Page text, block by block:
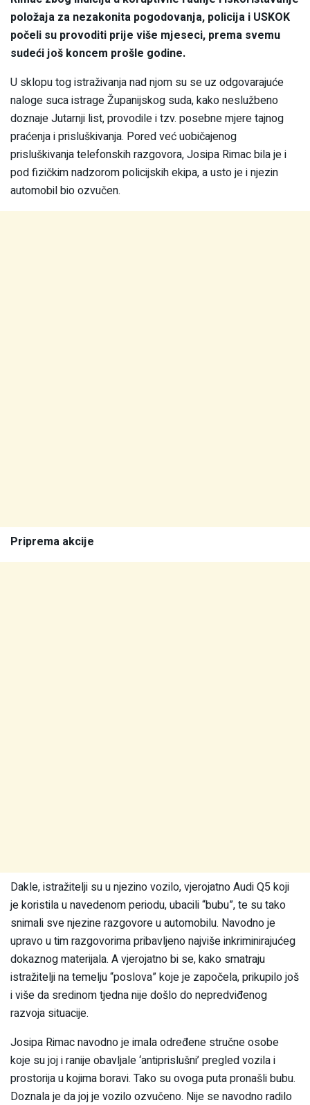
položaja za nezakonita pogodovanja, policija i USKOK
počeli su provoditi prije više mjeseci, prema svemu
sudeći još koncem prošle godine.
U sklopu tog istraživanja nad njom su se uz odgovarajuće
naloge suca istrage Županijskog suda, kako neslužbeno
doznaje Jutarnji list, provodile i tzv. posebne mjere tajnog
praćenja i prisluškivanja. Pored već uobičajenog
prisluškivanja telefonskih razgovora, Josipa Rimac bila je i
pod fizičkim nadzorom policijskih ekipa, a usto je i njezin
automobil bio ozvučen.
Priprema akcije
Dakle, istražitelji su u njezino vozilo, vjerojatno Audi Q5 koji
je koristila u navedenom periodu, ubacili “bubu”, te su tako
snimali sve njezine razgovore u automobilu. Navodno je
upravo u tim razgovorima pribavljeno najviše inkriminirajućeg
dokaznog materijala. A vjerojatno bi se, kako smatraju
istražitelji na temelju “poslova” koje je započela, prikupilo još
i više da sredinom tjedna nije došlo do nepredviđenog
razvoja situacije.
Josipa Rimac navodno je imala određene stručne osobe
koje su joj i ranije obavljale ‘antiprislušni’ pregled vozila i
prostorija u kojima boravi. Tako su ovoga puta pronašli bubu.
Doznala je da joj je vozilo ozvučeno. Nije se navodno radilo